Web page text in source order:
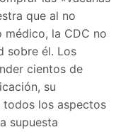
que al no
la CDC no
sobre él. Los
cientos de
su
los aspectos
supuesta